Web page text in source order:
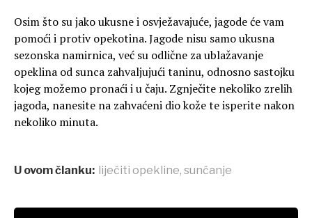
Osim što su jako ukusne i osvježavajuće, jagode će vam
pomoći i protiv opekotina. Jagode nisu samo ukusna
sezonska namirnica, već su odlične za ublažavanje
opeklina od sunca zahvaljujući taninu, odnosno sastojku
kojeg možemo pronaći i u čaju. Zgnječite nekoliko zrelih
jagoda, nanesite na zahvaćeni dio kože te isperite nakon
nekoliko minuta.
U ovom članku: liječiti opekline, sunčanje